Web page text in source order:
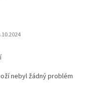
obchodu je 5 z 5 hvězdiček.
nebyl žádný problém